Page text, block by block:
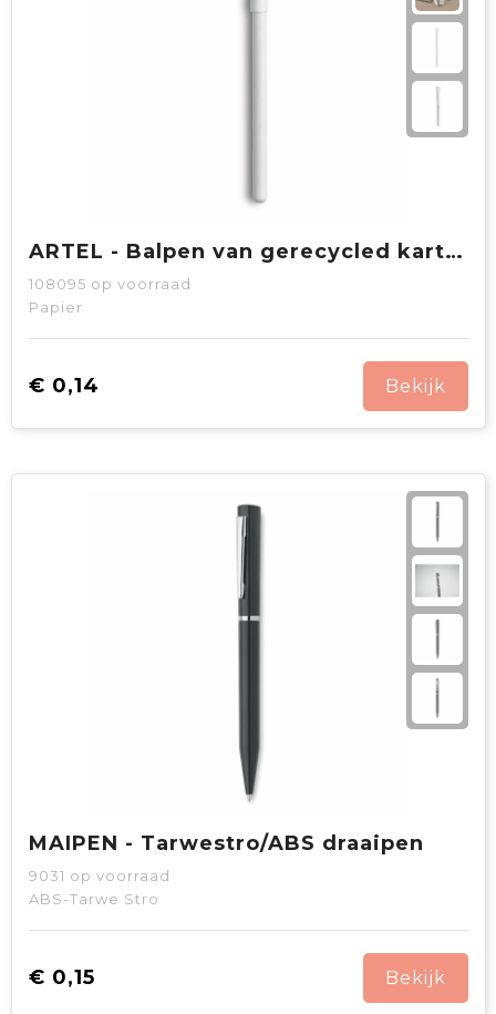
ARTEL - Balpen van gerecycled karton
108095 op voorraad
Papier
€ 0,14 Bekijk
MAIPEN - Tarwestro/ABS draaipen
9031 op voorraad
ABS-Tarwe Stro
€ 0,15 Bekijk